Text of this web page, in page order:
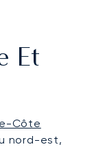
Et
Côte
nord-est,